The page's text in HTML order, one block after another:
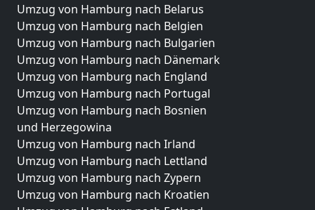
Umzug von Hamburg nach Belarus
Umzug von Hamburg nach Belgien
Umzug von Hamburg nach Bulgarien
Umzug von Hamburg nach Dänemark
Umzug von Hamburg nach England
Umzug von Hamburg nach Portugal
Umzug von Hamburg nach Bosnien
und Herzegowina
Umzug von Hamburg nach Irland
Umzug von Hamburg nach Lettland
Umzug von Hamburg nach Zypern
Umzug von Hamburg nach Kroatien